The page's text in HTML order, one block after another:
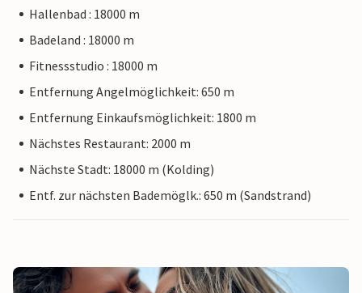
Hallenbad : 18000 m
Badeland : 18000 m
Fitnessstudio : 18000 m
Entfernung Angelmöglichkeit: 650 m
Entfernung Einkaufsmöglichkeit: 1800 m
Nächstes Restaurant: 2000 m
Nächste Stadt: 18000 m (Kolding)
Entf. zur nächsten Bademöglk.: 650 m (Sandstrand)